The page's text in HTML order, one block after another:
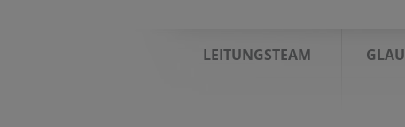
LEITUNGSTEAM